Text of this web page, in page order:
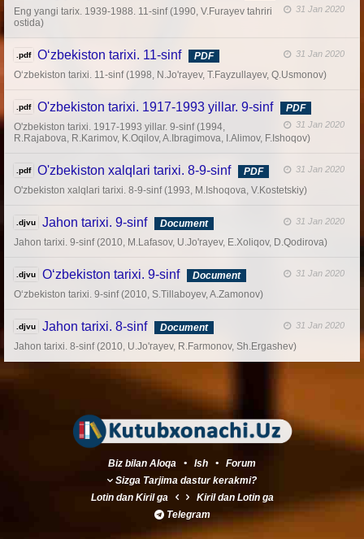
31 Jan 2020
Eng yangi tarix. 1939-1988. 11-sinf (1990, V.Furayev tahriri
ostida)
.pdf O‘zbekiston tarixi. 11-sinf PDF 31 Jan 2020
O‘zbekiston tarixi. 11-sinf (1998, N.Jo'rayev, T.Fayzullayev, Q.Usmonov)
.pdf O'zbekiston tarixi. 1917-1993 yillar. 9-sinf PDF
31 Jan 2020
O'zbekiston tarixi. 1917-1993 yillar. 9-sinf (1994,
R.Rajabova, R.Karimov, K.Oqilov, A.Ibragimova, I.Alimov, F.Ishoqov)
.pdf O'zbekiston xalqlari tarixi. 8-9-sinf PDF 31 Jan 2020
O'zbekiston xalqlari tarixi. 8-9-sinf (1993, M.Ishoqova, V.Kostetskiy)
.djvu Jahon tarixi. 9-sinf Document 31 Jan 2020
Jahon tarixi. 9-sinf (2010, M.Lafasov, U.Jo'rayev, E.Xoliqov, D.Qodirova)
.djvu O‘zbekiston tarixi. 9-sinf Document 31 Jan 2020
O‘zbekiston tarixi. 9-sinf (2010, S.Tillaboyev, A.Zamonov)
.djvu Jahon tarixi. 8-sinf Document 31 Jan 2020
Jahon tarixi. 8-sinf (2010, U.Jo'rayev, R.Farmonov, Sh.Ergashev)
Biz bilan Aloqa • Ish • Forum
Sizga Tarjima dastur kerakmi?
Lotindan Kirilga Kirildan Lotinga
Telegram